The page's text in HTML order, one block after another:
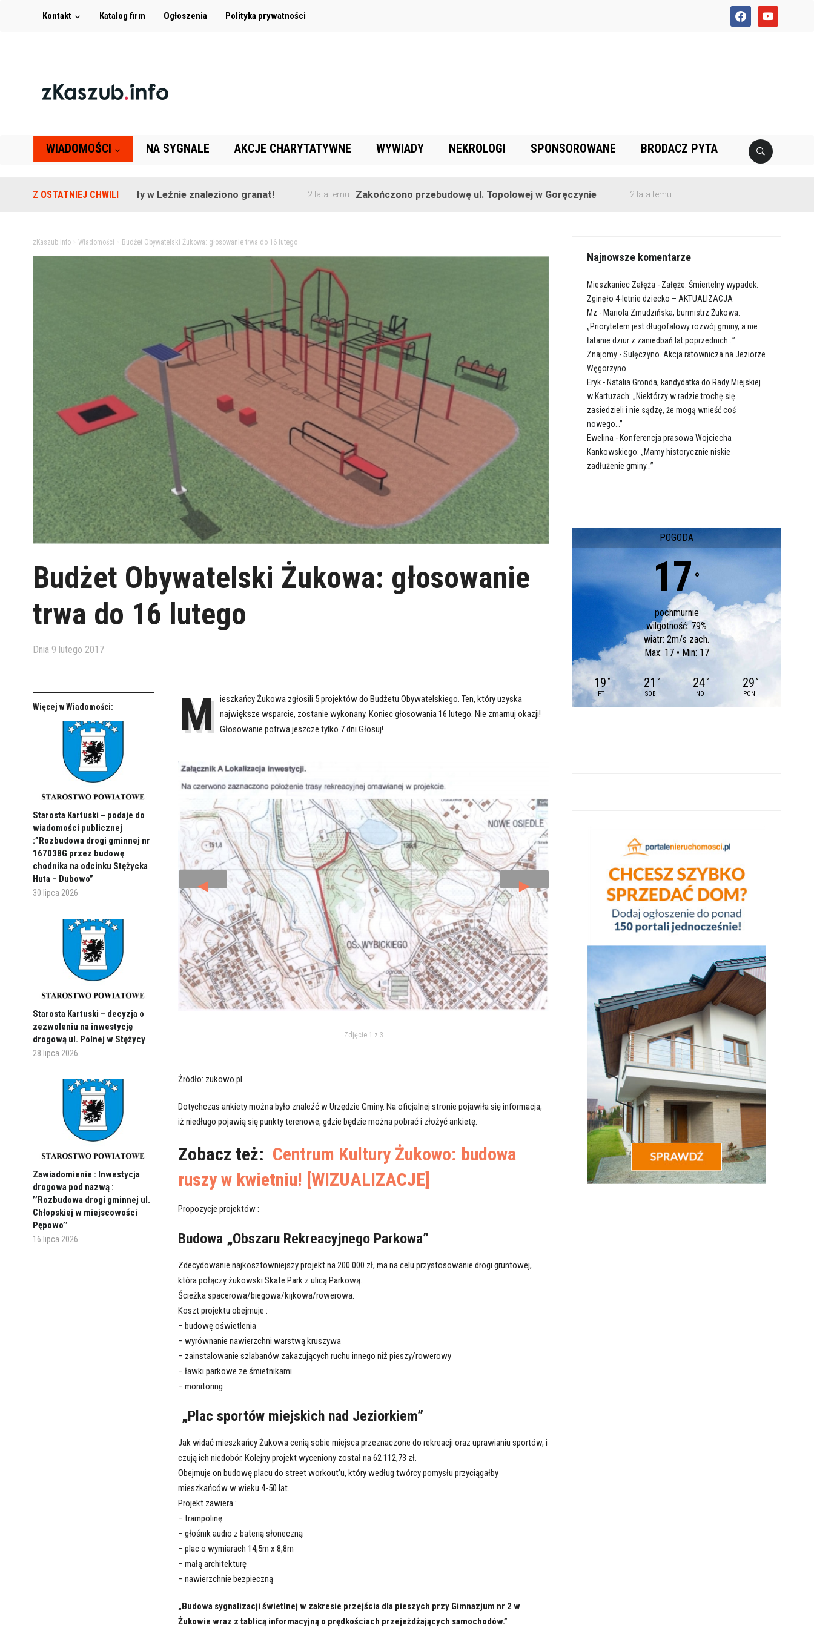
facebookyoutube
Kontakt Katalog firm Ogłoszenia Polityka prywatności
WIADOMOŚCI NA SYGNALE AKCJE CHARYTATYWNE WYWIADY NEKROLOGI SPONSOROWANE BRODACZ PYTA
Z OSTATNIEJ CHWILI
Na terenie szkoły w Leźnie znaleziono granat! 2 lata temu Zakończono przebudowę ul. Topolowej w Goręczynie 2 lata temu
zKaszub.info> Wiadomości Budżet Obywatelski Żukowa: głosowanie trwa do 16 lutego
Budżet Obywatelski Żukowa: głosowanie
trwa do 16 lutego
Dnia 9 lutego 2017
Więcej w Wiadomości:
Starosta Kartuski – podaje do
wiadomości publicznej
:”Rozbudowa drogi gminnej nr
167038G przez budowę
chodnika na odcinku Stężycka
Huta – Dubowo”
30 lipca 2026
Starosta Kartuski – decyzja o
zezwoleniu na inwestycję
drogową ul. Polnej w Stężycy
28 lipca 2026
Zawiadomienie : Inwestycja
drogowa pod nazwą :
’’Rozbudowa drogi gminnej ul.
Chłopskiej w miejscowości
Pępowo’’
16 lipca 2026
M ieszkańcy Żukowa zgłosili 5 projektów do Budżetu Obywatelskiego. Ten, który uzyska
największe wsparcie, zostanie wykonany. Koniec głosowania 16 lutego. Nie zmarnuj okazji!
Głosowanie potrwa jeszcze tylko 7 dni.Głosuj!
◄ ►
Zdjęcie 1 z 3
Żródło: zukowo.pl
Dotychczas ankiety można było znaleźć w Urzędzie Gminy. Na oficjalnej stronie pojawiła się informacja,
iż niedługo pojawią się punkty terenowe, gdzie będzie można pobrać i złożyć ankietę.
Zobacz też: Centrum Kultury Żukowo: budowa
ruszy w kwietniu! [WIZUALIZACJE]
Propozycje projektów :
Budowa „Obszaru Rekreacyjnego Parkowa”
Zdecydowanie najkosztowniejszy projekt na 200 000 zł, ma na celu przystosowanie drogi gruntowej,
która połączy żukowski Skate Park z ulicą Parkową.
Ścieżka spacerowa/biegowa/kijkowa/rowerowa.
Koszt projektu obejmuje :
– budowę oświetlenia
– wyrównanie nawierzchni warstwą kruszywa
– zainstalowanie szlabanów zakazujących ruchu innego niż pieszy/rowerowy
– ławki parkowe ze śmietnikami
– monitoring
„Plac sportów miejskich nad Jeziorkiem”
Jak widać mieszkańcy Żukowa cenią sobie miejsca przeznaczone do rekreacji oraz uprawianiu sportów, i
czują ich niedobór. Kolejny projekt wyceniony został na 62 112,73 zł.
Obejmuje on budowę placu do street workout’u, który według twórcy pomysłu przyciągałby
mieszkańców w wieku 4-50 lat.
Projekt zawiera :
– trampolinę
– głośnik audio z baterią słoneczną
– plac o wymiarach 14,5m x 8,8m
– małą architekturę
– nawierzchnie bezpieczną
„Budowa sygnalizacji świetlnej w zakresie przejścia dla pieszych przy Gimnazjum nr 2 w
Żukowie wraz z tablicą informacyjną o prędkościach przejeżdżających samochodów.”
Najnowsze komentarze
Mieszkaniec Załęża - Załęże. Śmiertelny wypadek.
Zginęło 4-letnie dziecko – AKTUALIZACJA
Mz - Mariola Zmudzińska, burmistrz Żukowa:
„Priorytetem jest długofalowy rozwój gminy, a nie
łatanie dziur z zaniedbań lat poprzednich…”
Znajomy -Sulęczyno. Akcja ratownicza na Jeziorze
Węgorzyno
Eryk - Natalia Gronda, kandydatka do Rady Miejskiej
w Kartuzach: „Niektórzy w radzie trochę się
zasiedzieli i nie sądzę, że mogą wnieść coś
nowego…”
Ewelina - Konferencja prasowa Wojciecha
Kankowskiego: „Mamy historycznie niskie
zadłużenie gminy…”
POGODA
17 °
pochmurnie
wilgotność: 79%
wiatr: 2m/s zach.
Max: 17 • Min: 17
19 °
PT
21 °
SOB
24 °
ND
29 °
PON